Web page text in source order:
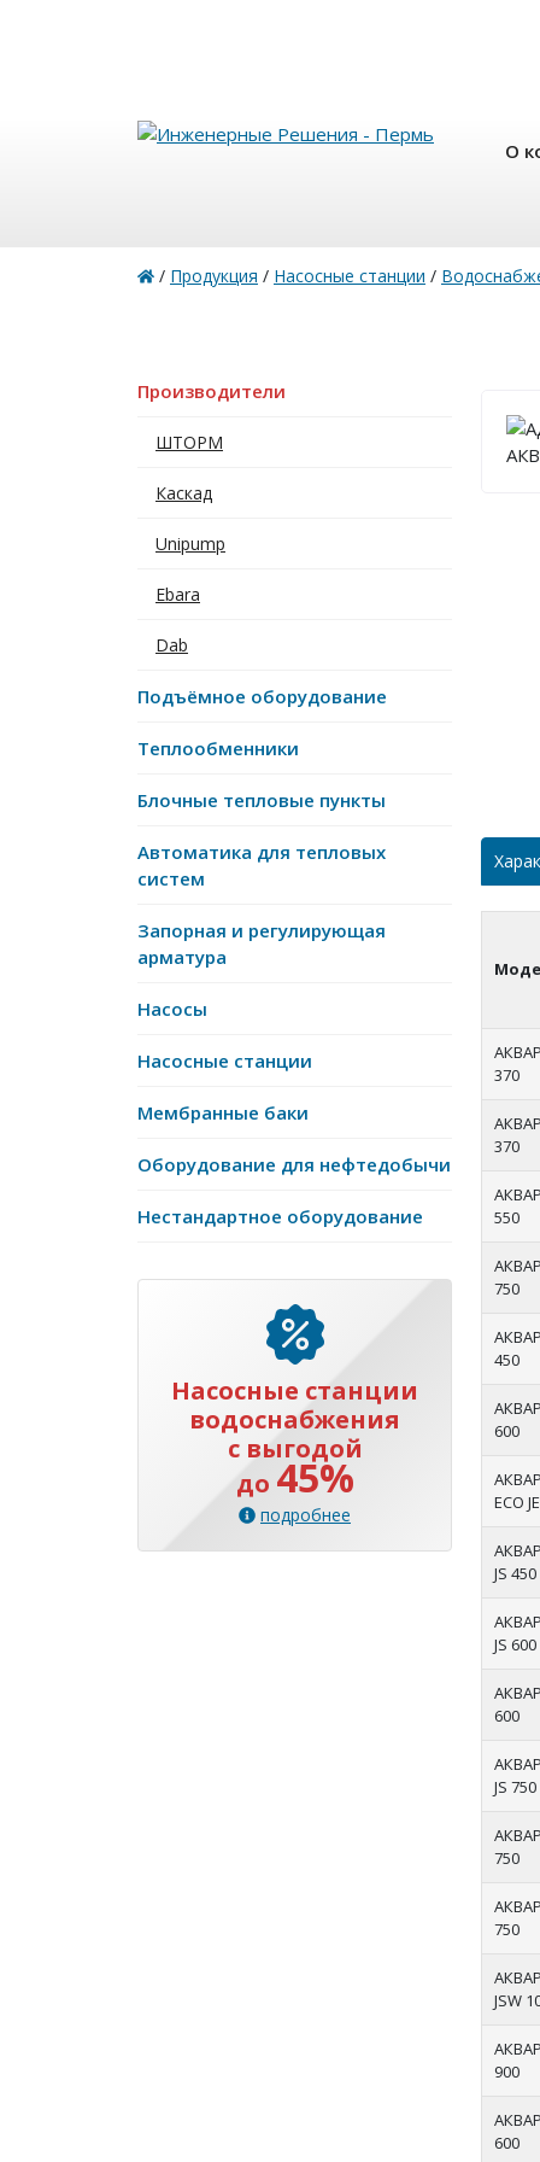
О
/ Продукция / Насосные станции /
Производители
ШТОРМ
Каскад
Unipump
Ebara
Dab
Подъёмное оборудование
Теплообменники
Блочные тепловые пункты
Автоматика для тепловых
систем
Запорная и регулирующая
арматура
Насосы
Насосные станции
Мембранные баки
Оборудование для нефтедобычи
Нестандартное оборудование
Насосные станции
водоснабжения
с выгодой
до 45%
подробнее
370
370
550
750
450
600
ECO
JS 450
JS 600
600
JS 750
750
750
JSW
900
600